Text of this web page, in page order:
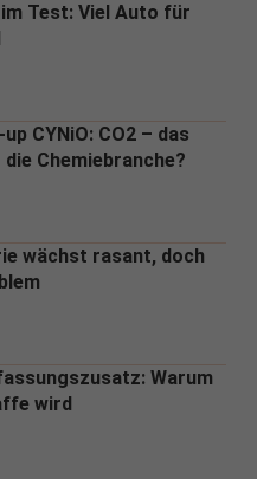
im Test: Viel Auto für
CYNiO: CO2 – das
Chemiebranche?
wächst rasant, doch
Warum
wird